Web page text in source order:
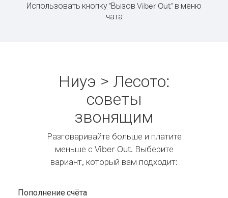
Использовать кнопку "Вызов Viber Out" в меню
чата
Ниуэ > Лесото:
советы
звонящим
Разговаривайте больше и платите
меньше с Viber Out. Выберите
вариант, который вам подходит:
Пополнение счёта